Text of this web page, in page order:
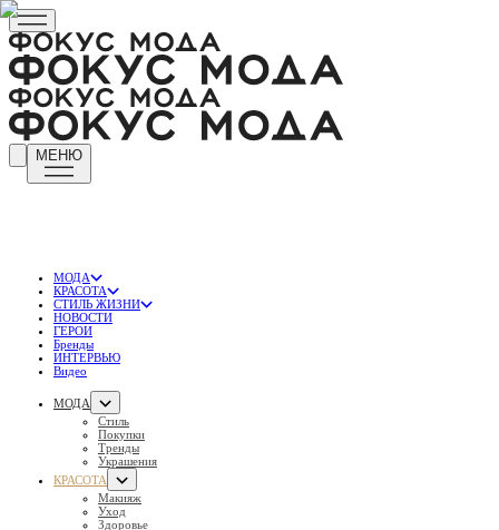
МЕНЮ
МОДА
КРАСОТА
СТИЛЬ ЖИЗНИ
НОВОСТИ
ГЕРОИ
Бренды
ИНТЕРВЬЮ
Видео
МОДА
Стиль
Покупки
Тренды
Украшения
КРАСОТА
Макияж
Уход
Здоровье